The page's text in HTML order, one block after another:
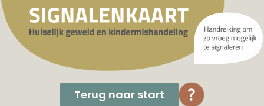
Terug naar start